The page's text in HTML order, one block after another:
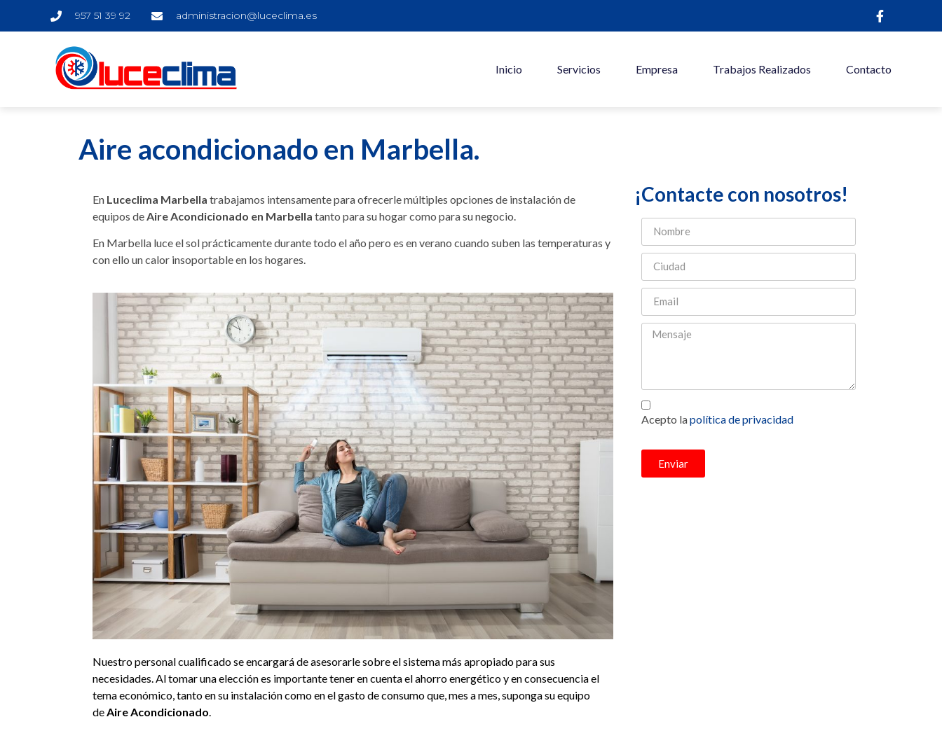
957 51 39 92 administracion@luceclima.es
Inicio Servicios Empresa Trabajos Realizados Contacto
Aire acondicionado en Marbella.
En Luceclima Marbella trabajamos intensamente para ofrecerle múltiples opciones de instalación de
equipos de Aire Acondicionado en Marbella tanto para su hogar como para su negocio.
En Marbella luce el sol prácticamente durante todo el año pero es en verano cuando suben las temperaturas y
con ello un calor insoportable en los hogares.
Nuestro personal cualificado se encargará de asesorarle sobre el sistema más apropiado para sus
necesidades. Al tomar una elección es importante tener en cuenta el ahorro energético y en consecuencia el
tema económico, tanto en su instalación como en el gasto de consumo que, mes a mes, suponga su equipo
deAire Acondicionado.
¡Contacte con nosotros!
Acepto lapolítica de privacidad
Enviar